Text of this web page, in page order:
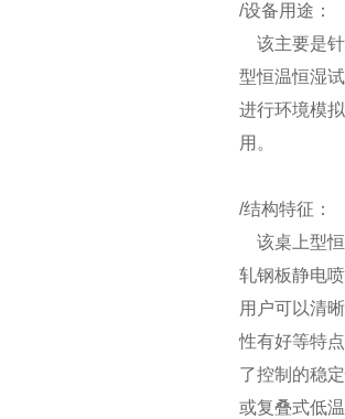
/设备用途：
该主要是
型恒温恒湿
进行环境模
用。
/结构特征：
该桌上型
轧钢板静电
用户可以清
性有好等特
了控制的稳
或复叠式低